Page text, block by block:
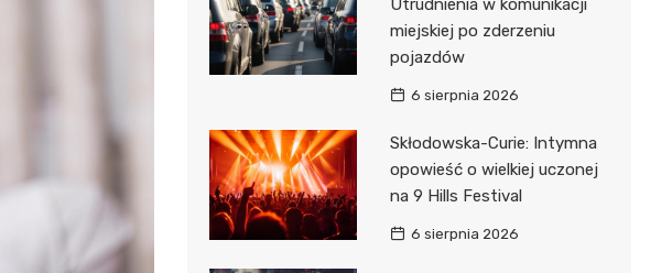
Utrudnienia w komunikacji
miejskiej po zderzeniu
pojazdów
6 sierpnia 2026
Skłodowska-Curie: Intymna
opowieść o wielkiej uczonej
na 9 Hills Festival
6 sierpnia 2026